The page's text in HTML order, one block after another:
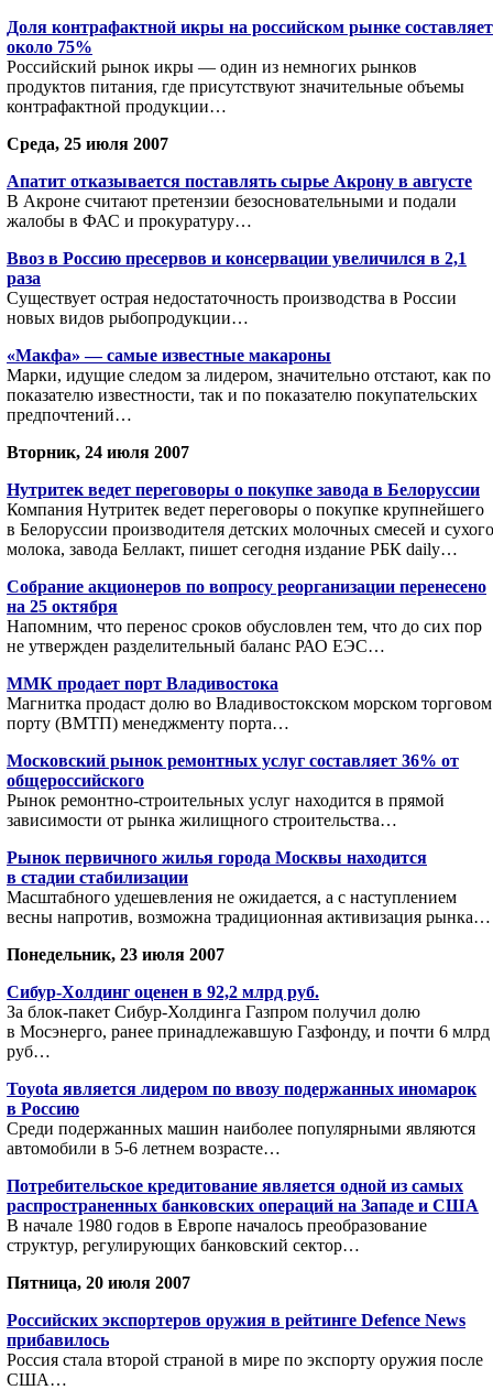
Доля контрафактной икры на российском рынке составляет
около 75%
Российский рынок икры — один из немногих рынков
продуктов питания, где присутствуют значительные объемы
контрафактной продукции…
Среда, 25 июля 2007
Апатит отказывается поставлять сырье Акрону в августе
В Акроне считают претензии безосновательными и подали
жалобы в ФАС и прокуратуру…
Ввоз в Россию пресервов и консервации увеличился в 2,1
раза
Существует острая недостаточность производства в России
новых видов рыбопродукции…
«Макфа» — самые известные макароны
Марки, идущие следом за лидером, значительно отстают, как по
показателю известности, так и по показателю покупательских
предпочтений…
Вторник, 24 июля 2007
Нутритек ведет переговоры о покупке завода в Белоруссии
Компания Нутритек ведет переговоры о покупке крупнейшего
в Белоруссии производителя детских молочных смесей и сухого
молока, завода Беллакт, пишет сегодня издание РБК daily…
Собрание акционеров по вопросу реорганизации перенесено
на 25 октября
Напомним, что перенос сроков обусловлен тем, что до сих пор
не утвержден разделительный баланс РАО ЕЭС…
ММК продает порт Владивостока
Магнитка продаст долю во Владивостокском морском торговом
порту (ВМТП) менеджменту порта…
Московский рынок ремонтных услуг составляет 36% от
общероссийского
Рынок ремонтно-строительных услуг находится в прямой
зависимости от рынка жилищного строительства…
Рынок первичного жилья города Москвы находится
в стадии стабилизации
Масштабного удешевления не ожидается, а с наступлением
весны напротив, возможна традиционная активизация рынка…
Понедельник, 23 июля 2007
Сибур-Холдинг оценен в 92,2 млрд руб.
За блок-пакет Сибур-Холдинга Газпром получил долю
в Мосэнерго, ранее принадлежавшую Газфонду, и почти 6 млрд
руб…
Toyota является лидером по ввозу подержанных иномарок
в Россию
Среди подержанных машин наиболее популярными являются
автомобили в 5-6 летнем возрасте…
Потребительское кредитование является одной из самых
распространенных банковских операций на Западе и США
В начале 1980 годов в Европе началось преобразование
структур, регулирующих банковский сектор…
Пятница, 20 июля 2007
Российских экспортеров оружия в рейтинге Defence News
прибавилось
Россия стала второй страной в мире по экспорту оружия после
США…